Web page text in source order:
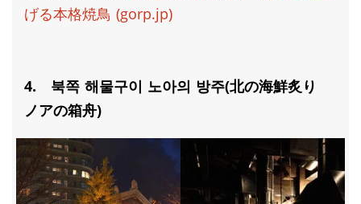
げる本格焼鳥 (gorp.jp)
4. 북쪽 해물구이 노아의 방주(北の海鮮炙り
ノアの箱舟)